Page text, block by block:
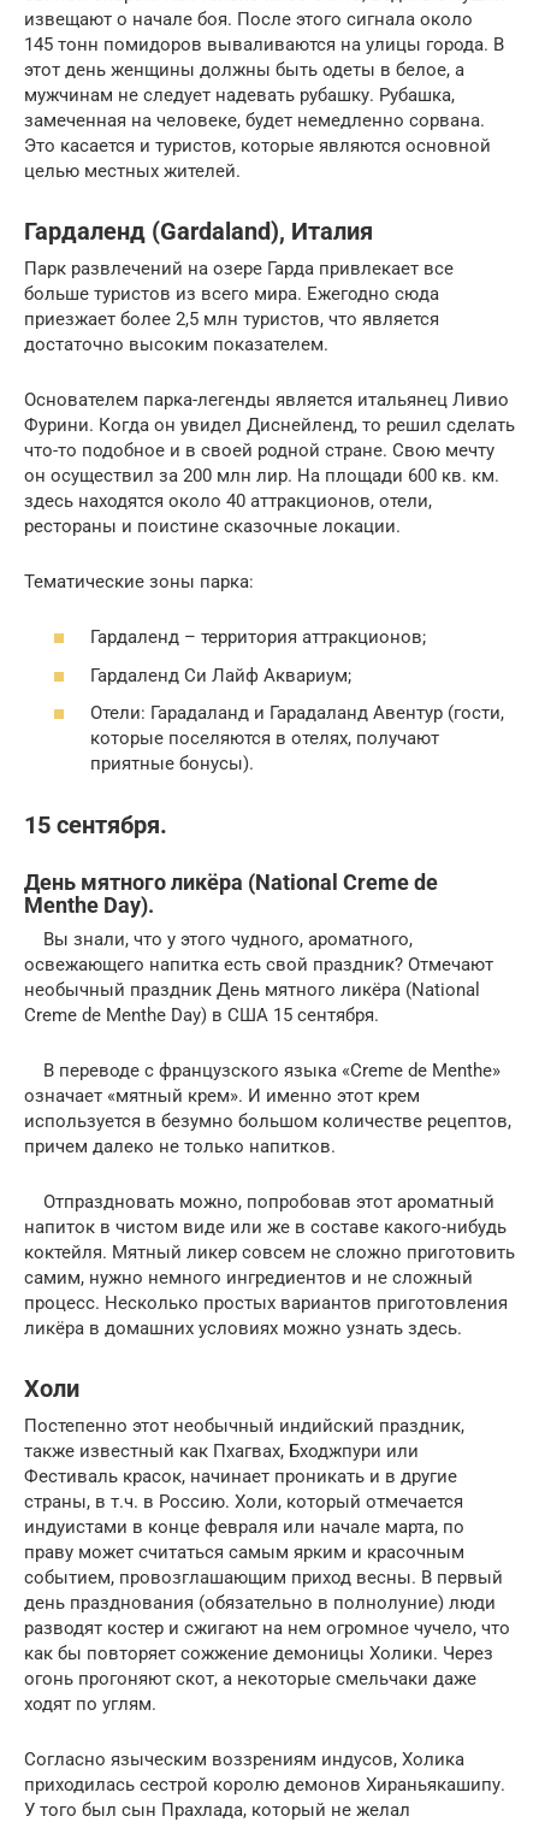
извещают о начале боя. После этого сигнала около
145 тонн помидоров вываливаются на улицы города. В
этот день женщины должны быть одеты в белое, а
мужчинам не следует надевать рубашку. Рубашка,
замеченная на человеке, будет немедленно сорвана.
Это касается и туристов, которые являются основной
целью местных жителей.
Гардаленд (Gardaland), Италия
Парк развлечений на озере Гарда привлекает все
больше туристов из всего мира. Ежегодно сюда
приезжает более 2,5 млн туристов, что является
достаточно высоким показателем.
Основателем парка-легенды является итальянец Ливио
Фурини. Когда он увидел Диснейленд, то решил сделать
что-то подобное и в своей родной стране. Свою мечту
он осуществил за 200 млн лир. На площади 600 кв. км.
здесь находятся около 40 аттракционов, отели,
рестораны и поистине сказочные локации.
Тематические зоны парка:
Гардаленд – территория аттракционов;
Гардаленд Си Лайф Аквариум;
Отели: Гарадаланд и Гарадаланд Авентур (гости,
которые поселяются в отелях, получают
приятные бонусы).
15 сентября.
День мятного ликёра (National Creme de
Menthe Day).
Вы знали, что у этого чудного, ароматного,
освежающего напитка есть свой праздник? Отмечают
необычный праздник День мятного ликёра (National
Creme de Menthe Day) в США 15 сентября.
В переводе с французского языка «Creme de Menthe»
означает «мятный крем». И именно этот крем
используется в безумно большом количестве рецептов,
причем далеко не только напитков.
Отпраздновать можно, попробовав этот ароматный
напиток в чистом виде или же в составе какого-нибудь
коктейля. Мятный ликер совсем не сложно приготовить
самим, нужно немного ингредиентов и не сложный
процесс. Несколько простых вариантов приготовления
ликёра в домашних условиях можно узнать здесь.
Холи
Постепенно этот необычный индийский праздник,
также известный как Пхагвах, Бходжпури или
Фестиваль красок, начинает проникать и в другие
страны, в т.ч. в Россию. Холи, который отмечается
индуистами в конце февраля или начале марта, по
праву может считаться самым ярким и красочным
событием, провозглашающим приход весны. В первый
день празднования (обязательно в полнолуние) люди
разводят костер и сжигают на нем огромное чучело, что
как бы повторяет сожжение демоницы Холики. Через
огонь прогоняют скот, а некоторые смельчаки даже
ходят по углям.
Согласно языческим воззрениям индусов, Холика
приходилась сестрой королю демонов Хираньякашипу.
У того был сын Прахлада, который не желал